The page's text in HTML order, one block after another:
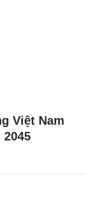
Việt Nam